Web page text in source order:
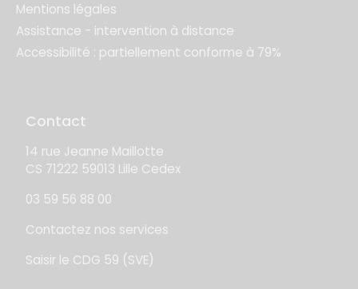
Mentions légales
Assistance - intervention à distance
Accessibilité : partiellement conforme à 79%
Contact
14 rue Jeanne Maillotte
CS 71222 59013 Lille Cedex
03 59 56 88 00
Contactez nos services
Saisir le CDG 59 (SVE)